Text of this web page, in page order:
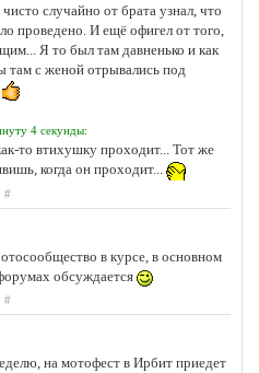
чисто случайно от брата узнал, что
проведено. И ещё офигел от того,
Я то был там давненько и как
там с женой отрывались под
4 секунды:
то втихушку проходит... Тот же
когда он проходит...
#
в курсе, в основном
обсуждается
#
на мотофест в Ирбит приедет